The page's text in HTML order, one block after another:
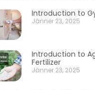
Introduction to
Jänner 23, 2025
Introduction to
Fertilizer
Jänner 23, 2025